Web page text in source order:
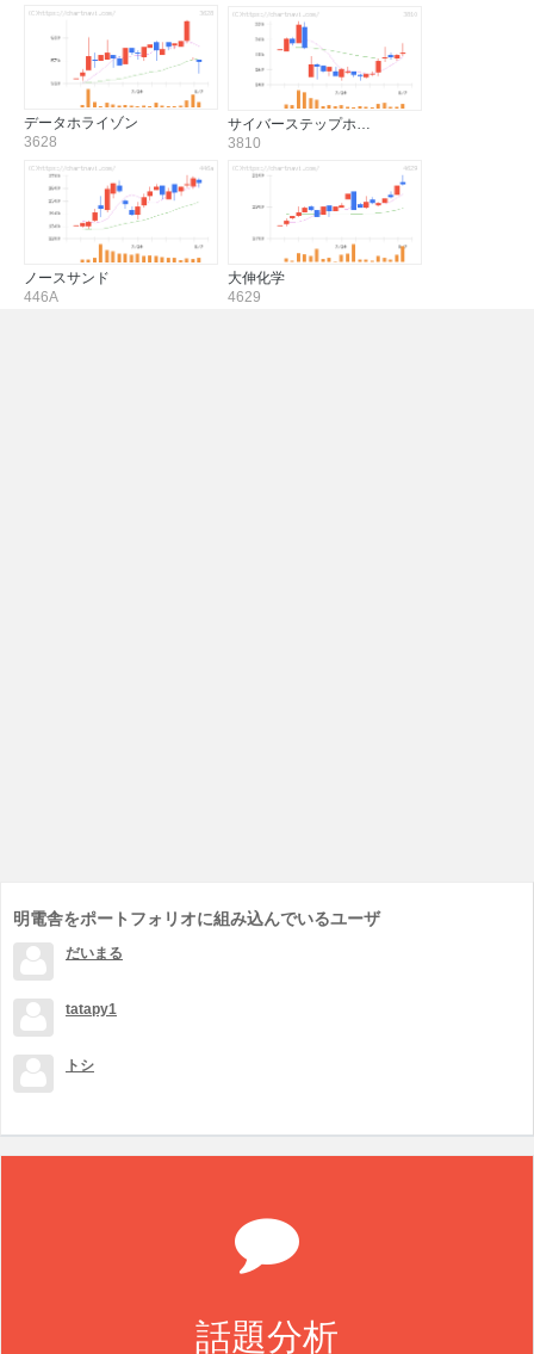
データホライゾン
3628
サイバーステップホ…
3810
ノースサンド
446A
大伸化学
4629
明電舎をポートフォリオに組み込んでいるユーザ
だいまる
tatapy1
トシ
話題分析